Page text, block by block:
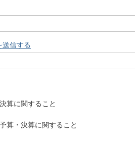
信する
算に関すること
算・決算に関すること